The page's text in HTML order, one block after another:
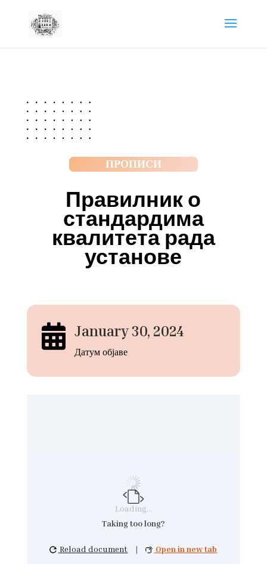
ПРОПИСИ
Правилник о
стандардима
квалитета рада
установе
 January 30, 2024
Датум објаве
Loading…
Taking too long?
Reload document | Open in new tab